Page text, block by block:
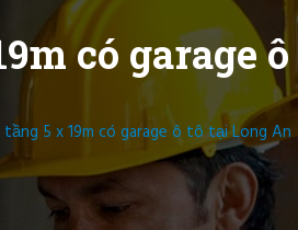
có garage
5 x 19m có garage ô tô tại Long An